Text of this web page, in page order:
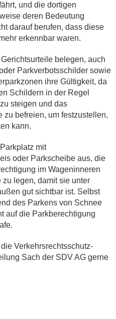
und die dortigen
deren Bedeutung
darauf berufen, dass diese
erkennbar waren.
belegen, auch
Parkverbotsschilder sowie
ihre Gültigkeit, da
Schildern in der Regel
steigen und das
zu befreien, um festzustellen,
kann.
mit
oder Parkscheibe aus, die
im Wageninneren
legen, damit sie unter
gut sichtbar ist. Selbst
des Parkens von Schnee
auf die Parkberechtigung
Verkehrsrechtsschutz-
Sach der SDV AG gerne